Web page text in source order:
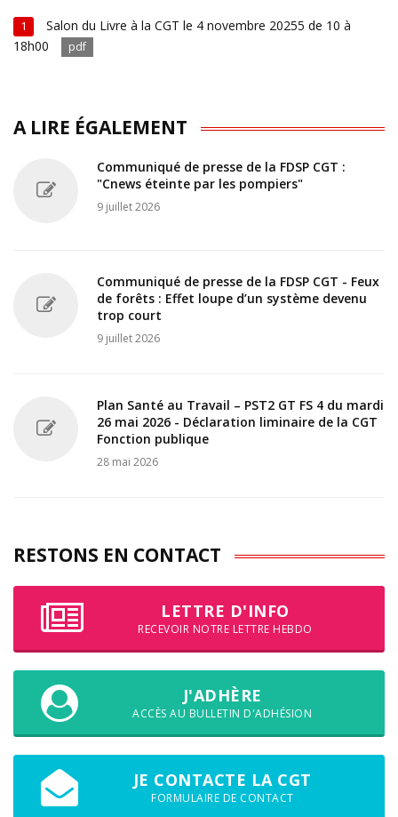
1
Salon du Livre à la CGT le 4 novembre 20255 de 10 à
18h00
pdf
A LIRE ÉGALEMENT
Communiqué de presse de la FDSP CGT :
"Cnews éteinte par les pompiers"
9 juillet 2026
Communiqué de presse de la FDSP CGT - Feux
de forêts : Effet loupe d’un système devenu
trop court
9 juillet 2026
Plan Santé au Travail – PST2 GT FS 4 du mardi
26 mai 2026 - Déclaration liminaire de la CGT
Fonction publique
28 mai 2026
RESTONS EN CONTACT
LETTRE D'INFO
RECEVOIR NOTRE LETTRE HEBDO
J'ADHÈRE
ACCÈS AU BULLETIN D'ADHÉSION
JE CONTACTE LA CGT
FORMULAIRE DE CONTACT